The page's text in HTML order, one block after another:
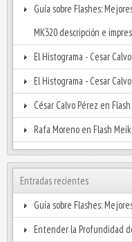
Guía sobre Flashes:
MK320 descripción e
El Histograma - Cesar Calvo
El Histograma - Cesar Calvo
César Calvo Pérez en
Rafa Moreno en Flash
Entradas recientes
Guía sobre Flashes:
Entender la Profundidad